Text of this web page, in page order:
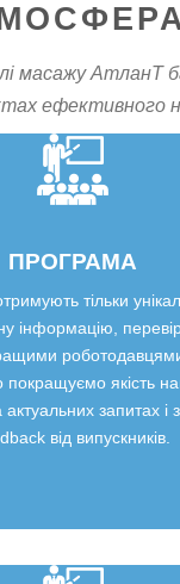
масажу АтланТ
ефективного
ПРОГРАМА
тільки
інформацію,
покращуємо якість
запитах і
від випускників.